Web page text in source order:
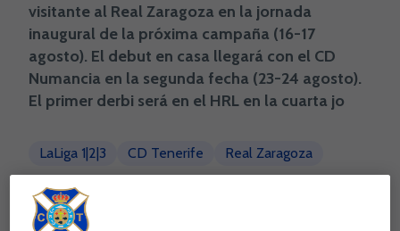
visitante al Real Zaragoza en la jornada
inaugural de la próxima campaña (16-17
agosto). El debut en casa llegará con el CD
Numancia en la segunda fecha (23-24 agosto).
El primer derbi será en el HRL en la cuarta jo
LaLiga 1|2|3 CD Tenerife Real Zaragoza